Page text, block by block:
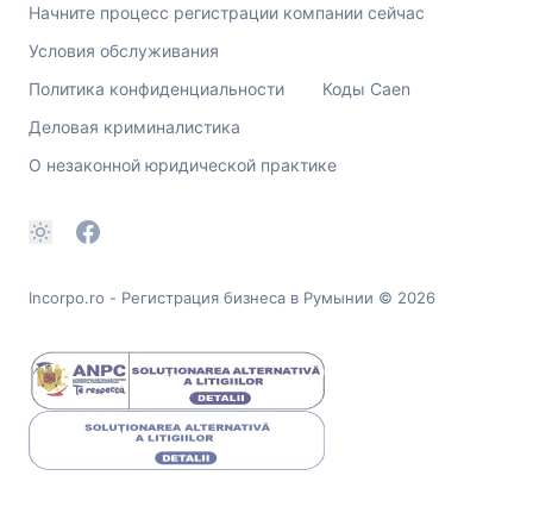
Начните процесс регистрации компании сейчас
Условия обслуживания
Политика конфиденциальности
Коды Caen
Деловая криминалистика
О незаконной юридической практике
Incorpo.ro - Регистрация бизнеса в Румынии © 2026